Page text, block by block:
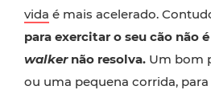
vida é mais acelerado.
para exercitar o seu cão não
walker não resolva. Um bom
ou uma pequena corrida,